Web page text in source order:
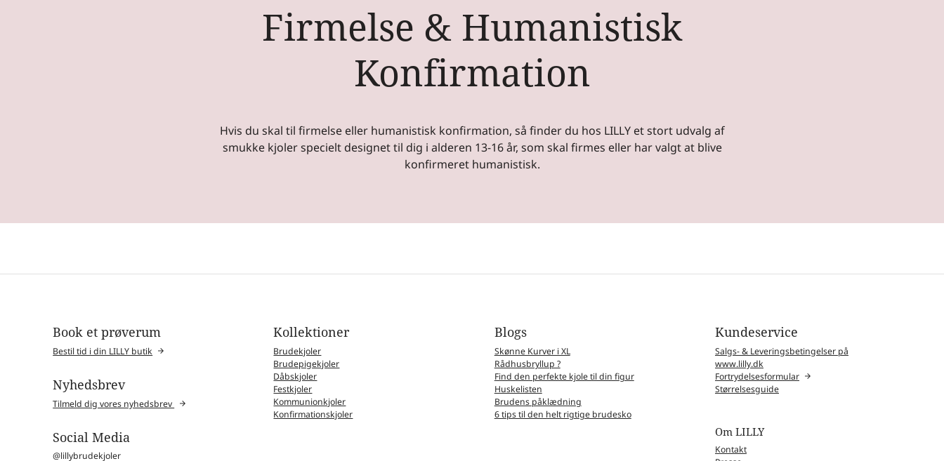
Firmelse & Humanistisk
Konfirmation
Hvis du skal til firmelse eller humanistisk konfirmation, så finder du hos LILLY et stort udvalg af
smukke kjoler specielt designet til dig i alderen 13-16 år, som skal firmes eller har valgt at blive
konfirmeret humanistisk.
Book et prøverum
Bestil tid i din LILLY butik
Nyhedsbrev
Tilmeld dig vores nyhedsbrev
Social Media
@lillybrudekjoler
Kollektioner
Brudekjoler
Brudepigekjoler
Dåbskjoler
Festkjoler
Kommunionkjoler
Konfirmationskjoler
Blogs
Skønne Kurver i XL
Rådhusbryllup ?
Find den perfekte kjole til din figur
Huskelisten
Brudens påklædning
6 tips til den helt rigtige brudesko
Kundeservice
Salgs- & Leveringsbetingelser på
www.lilly.dk
Fortrydelsesformular
Størrelsesguide
Om LILLY
Kontakt